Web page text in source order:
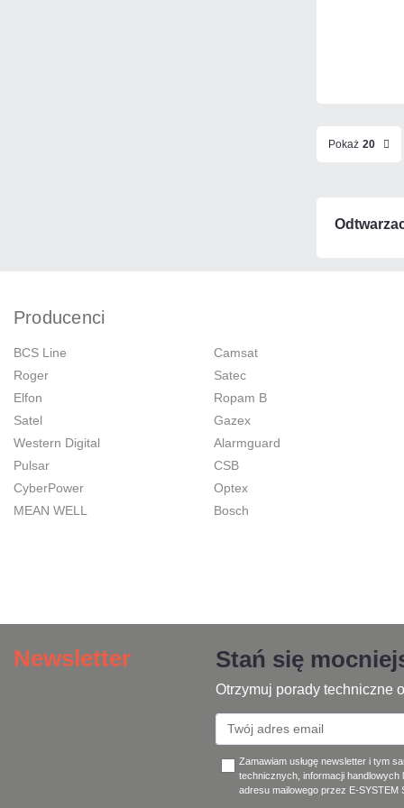
Pokaż 20
Producenci
BCS Line
Roger
Elfon
Satel
Western Digital
Pulsar
CyberPower
MEAN WELL
Camsat
Satec
Ropam B
Gazex
Alarmguard
CSB
Optex
Bosch
Newsletter Stań się
Otrzymuj porady techniczne
Zamawiam usługę newsletter i tym
technicznych, informacji handlowych
adresu mailowego przez E-SYSTEM